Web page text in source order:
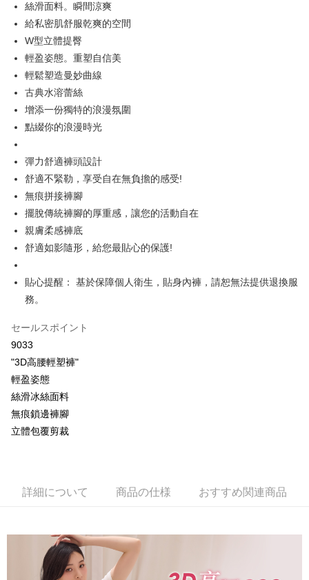
JKOPAY
Easy Wallet
Plus Pay
OP Pay Later
説明
1. 本サービスは台湾大哥大によって提供され、台湾大哥大のユーザーは追
加の申請なしで即時に利用可能です。
2. 支払い方法で「OP Pay Later」を選択すると、注文が成立した後に自動
的に OP Pay Later の取引プロセスに移行し、携帯番号を確認後、分割払
いの回数や支払い期限を選択し、支払いを確認すると取引が完了します。
3. 実際の承認額、分割回数および費用については、後続の取引確認ページ
4. 注文成立後30分以内に確認取引を行わない場合や審査が通過しない場
合、注文は自動的にキャンセルされます。「転専審査」に未通過の状況が
発生した場合は、システムの評価基準に達していないことを意味し、評価
内容についての説明はいたしかねます。
1. 分割払いの金額は電信請求書に統合されず、「OP Pay Later」は毎月の
2. SMSのリンクを通じて請求書を開いた後、「コンビニバーコード／台湾
大直営店舗／銀行振込／街口支払い／iPASS MONEY」などのチャネルで
【注意事項】
1. 本サービスは「台湾大哥大株式会社」（以下「当社」といいます）によ
って提供され、ユーザーが取引時に本サービスを通じて商品やサービスを
購入できるようにし、店舗が売買／分割払い売買の債権を当社に譲渡した
後、契約に基づいて当社の請求書で帳款を支払うことになります。
3. 完全なユーザーサービス規約については、以下のリンクを参照してくだ
AFTEE代金後払い
説明
一、 AFTEE代金後払いについて
1.お支払い方法でAFTEE代金後払いを選択すると、携帯電話認証ウィンド
ウが表示されます。
2.SMSで認証してお支払い手続を進めてください。
3.注文するときのお支払いは不要です。商品はご指定の住所に配送されま
す。
4.ご注文が完了すると、携帯に支払い通知のSMSが届きます。アプリ会員
の場合は、AFTEE アプリプッシュ通知が届きます。
グでお支払いください。
リをダウンロードして AFTEE 会員になるとお支払い期限を最長 45 日以内
まで延長できます。
お支払期限は、ショップが請求した期日と、AFTEEで延長できる日数をも
とに計算されます。AFTEEで注文すると、商品を受け取るまで支払い期限
を延長できますが、商品を期限内に受け取れない場合があります（例：予
約商品や商品到着日が比較的遅い商品）。そのため、商品到着の有無に関
わらず、AFTEEで指定された期限内にお支払いください。
二、支払い限度額
ます。当サービスご利用の際に提供しなければならない個人情報（注文者
の氏名、電話番号、受取人の氏名、電話番号、受取人住所を含むがこれに
限らない）は、AFTEEに渡され当サービスで必要な範囲内で利用されま
す。AFTEEの個人情報の収集、処理、利用について、詳細はAFTEE公式ホ
Hami Point
説明
會員帳號後，即可在購物車使用 Hami Point 折抵消費金額 (1點等於1元)。
ATM払い
全家取貨付款
付款後全家取貨
配送毎にNT$80、NT$499以上で送料無料
萊爾富取貨付款
配送毎にNT$80、NT$799以上で送料無料
付款後萊爾富取貨
配送毎にNT$80、NT$799以上で送料無料
配送毎にNT$80、NT$799以上で送料無料
7-11取貨(快速到店)
絲滑面料。瞬間涼爽
給私密肌舒服乾爽的空間
W型立體提臀
輕盈姿態。重塑自信美
輕鬆塑造曼妙曲線
古典水溶蕾絲
增添一份獨特的浪漫氛圍
點綴你的浪漫時光
彈力舒適褲頭設計
舒適不緊勒，享受自在無負擔的感受!
無痕拼接褲腳
擺脫傳統褲腳的厚重感，讓您的活動自在
親膚柔感褲底
舒適如影隨形，給您最貼心的保護!
貼心提醒： 基於保障個人衛生，貼身內褲，請恕無法提供退換服
務。
セールスポイント
9033
"3D高腰輕塑褲"
輕盈姿態
絲滑冰絲面料
無痕鎖邊褲腳
立體包覆剪裁
詳細について 商品の仕様 おすすめ関連商品